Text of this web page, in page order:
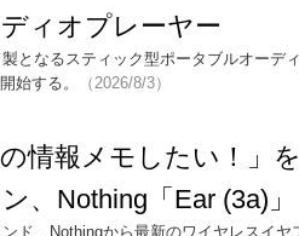
ィオプレーヤー
となるスティック型ポータブルオーデ
始する。
（2026/8/3）
の情報メモしたい！」
、Nothing「Ear (3a)」
ド、Nothingから最新のワイヤレスイ